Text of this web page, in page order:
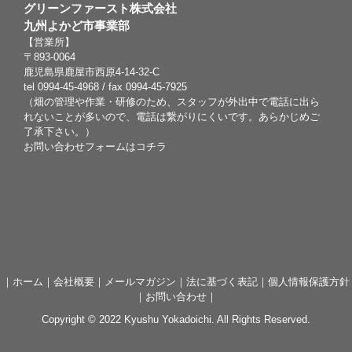
グリーンファースト株式会社
九州よかど市事業部
【営業所】
〒893-0064
鹿児島県鹿屋市西原4-14-32-C
tel 0994-45-4968 / fax 0994-45-7925
（畑の管理や作業・研修のため、スタッフが外出中で電話に出ら
れないことが多いので、電話は繋がりにくいです。あらかじめご
了承下さい。）
お問い合わせフォームは コチラ
｜ ホーム ｜ 会社概要 ｜ メールマガジン ｜ 法に基づく表記 ｜ 個人情報保護方針
｜ お問い合わせ ｜
Copyright © 2022 Kyushu Yokadoichi. All Rights Reserved.